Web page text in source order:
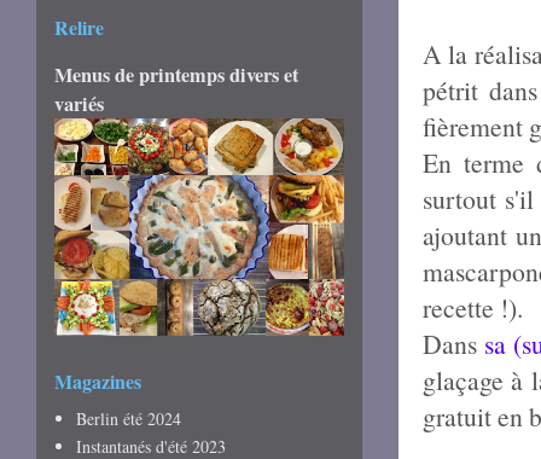
A la
pétrit
fièrement
En terme
surtout
ajoutant
recette !).
Dans sa
glaçage à
gratuit en
Relire
Menus de printemps divers et
variés
Magazines
Berlin été 2024
Instantanés d'été 2023